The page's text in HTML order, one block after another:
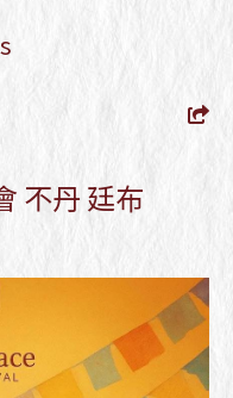
the
Activities
不丹 廷布